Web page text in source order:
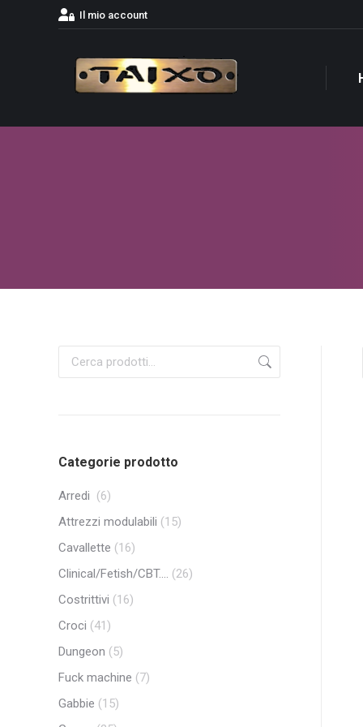
Il mio account
Categorie prodotto
Arredi (6)
Attrezzi modulabili (15)
Cavallette (16)
Clinical/Fetish/CBT.... (26)
Costrittivi (16)
Croci (41)
Dungeon (5)
Fuck machine (7)
Gabbie (15)